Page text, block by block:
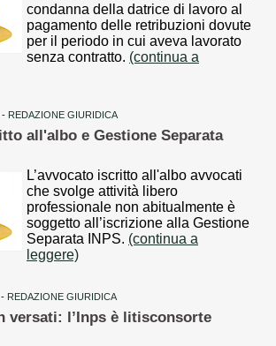
condanna della datrice di lavoro al
pagamento delle retribuzioni dovute
per il periodo in cui aveva lavorato
senza contratto. (continua a
- REDAZIONE GIURIDICA
all'albo e Gestione Separata
L’avvocato iscritto all'albo avvocati
che svolge attività libero
professionale non abitualmente è
soggetto all’iscrizione alla Gestione
Separata INPS. (continua a
leggere)
REDAZIONE GIURIDICA
versati: l’Inps è litisconsorte